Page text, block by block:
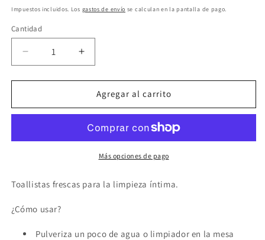
habitual
Impuestos incluidos. Los gastos de envío se calculan en la pantalla de pago.
Cantidad
Reducir
cantidad
para
-
LIMPIEZA
Aumentar
cantidad
para
EROS
-
FRESCOR
LIMPIEZA
INTIMA
Agregar al carrito
Más opciones de pago
Toallistas frescas para la limpieza íntima.
¿Cómo usar?
Pulveriza un poco de agua o limpiador en la mesa